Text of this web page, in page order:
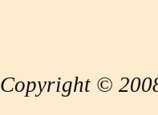
Copyright ©